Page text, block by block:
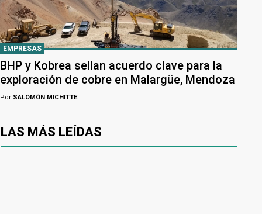
EMPRESAS
BHP y Kobrea sellan acuerdo clave para la
exploración de cobre en Malargüe, Mendoza
Por SALOMÓN MICHITTE
LAS MÁS LEÍDAS